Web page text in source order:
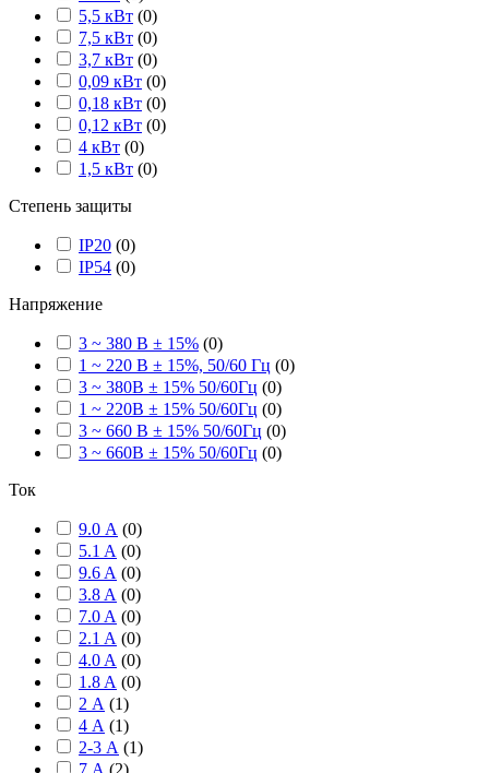
5,5 кВт (0)
7,5 кВт (0)
3,7 кВт (0)
0,09 кВт (0)
0,18 кВт (0)
0,12 кВт (0)
4 кВт (0)
1,5 кВт (0)
Степень защиты
IP20 (0)
IP54 (0)
Напряжение
3 ~ 380 В ± 15% (0)
1 ~ 220 В ± 15%, 50/60 Гц (0)
3 ~ 380В ± 15% 50/60Гц (0)
1 ~ 220В ± 15% 50/60Гц (0)
3 ~ 660 В ± 15% 50/60Гц (0)
3 ~ 660В ± 15% 50/60Гц (0)
Ток
9.0 А (0)
5.1 A (0)
9.6 A (0)
3.8 A (0)
7.0 A (0)
2.1 A (0)
4.0 A (0)
1.8 A (0)
2 А (1)
4 А (1)
2-3 А (1)
7 А (2)